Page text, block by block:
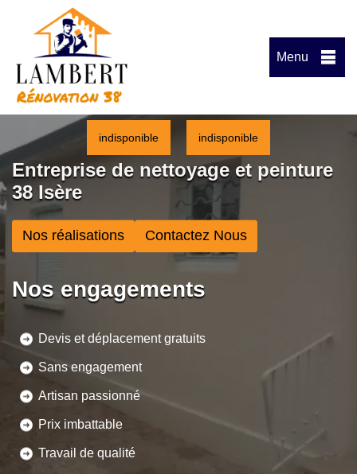
Menu
indisponible indisponible
Entreprise de nettoyage et peinture
38 Isère
Nos réalisations Contactez Nous
Nos engagements
Devis et déplacement gratuits
Sans engagement
Artisan passionné
Prix imbattable
Travail de qualité